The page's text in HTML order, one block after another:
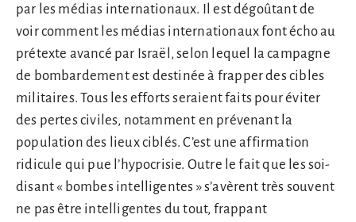
par les médias internationaux. Il est dégoûtant de
voir comment les médias internationaux font écho au
prétexte avancé par Israël, selon lequel la campagne
de bombardement est destinée à frapper des cibles
militaires. Tous les efforts seraient faits pour éviter
des pertes civiles, notamment en prévenant la
population des lieux ciblés. C’est une affirmation
ridicule qui pue l’hypocrisie. Outre le fait que les soi-
disant « bombes intelligentes » s’avèrent très souvent
ne pas être intelligentes du tout, frappant